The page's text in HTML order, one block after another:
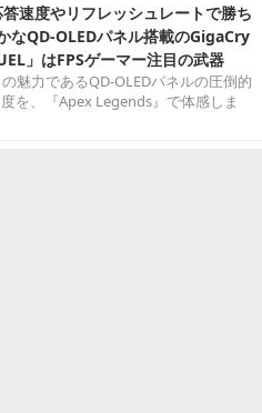
速度やリフレッシュレートで勝ち
なQD-OLEDパネル搭載のGigaCry
」はFPSゲーマー注目の武器
の魅力であるQD-OLEDパネルの圧倒的
を、『Apex Legends』で体感しま